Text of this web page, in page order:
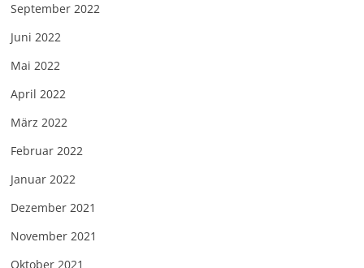
September 2022
Juni 2022
Mai 2022
April 2022
März 2022
Februar 2022
Januar 2022
Dezember 2021
November 2021
Oktober 2021